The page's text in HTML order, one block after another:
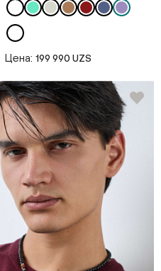
Цена: 199 990 UZS